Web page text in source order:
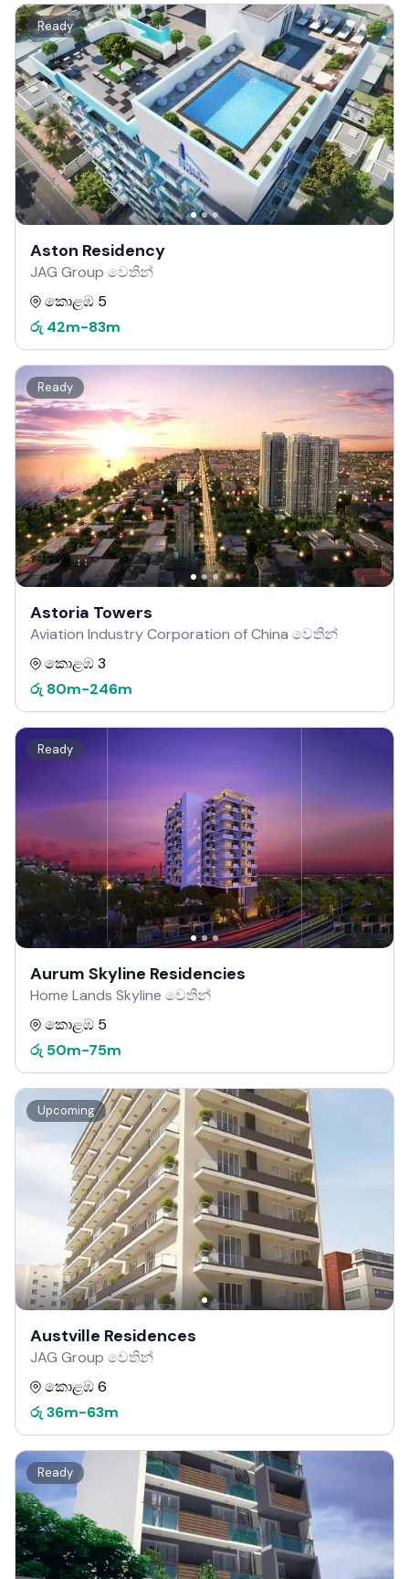
Ready
Aston Residency
JAG Group වෙතින්
කොළඹ 5
රු 42m-83m
Ready
Astoria Towers
Aviation Industry Corporation of China වෙතින්
කොළඹ 3
රු 80m-246m
Ready
Aurum Skyline Residencies
Home Lands Skyline වෙතින්
කොළඹ 5
රු 50m-75m
Upcoming
Austville Residences
JAG Group වෙතින්
කොළඹ 6
රු 36m-63m
Ready